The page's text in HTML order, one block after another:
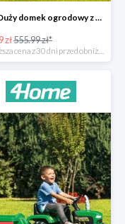
Dolu Duży domek ogrodowy z płotem -20%
zł555.99 zł*